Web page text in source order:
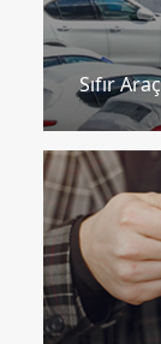
Sıfır